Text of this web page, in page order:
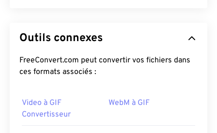
Outils connexes
FreeConvert.com peut convertir vos fichiers dans
ces formats associés :
Video à GIF
Convertisseur
WebM à GIF